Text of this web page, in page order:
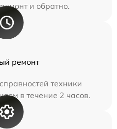
и обратно.
ремонт
техники
в течение 2 часов.